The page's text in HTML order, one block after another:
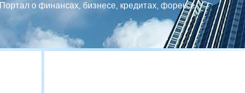
Портал о финансах, бизнесе, кредитах, форексе